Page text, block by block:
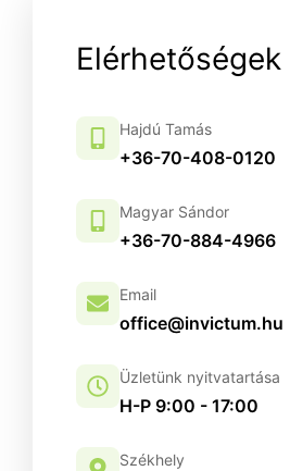
Elérhetőségek
Hajdú Tamás
+36-70-408-0120
Magyar Sándor
+36-70-884-4966
Email
office@invictum.hu
Üzletünk nyitvatartása
H-P 9:00 - 17:00
Székhely